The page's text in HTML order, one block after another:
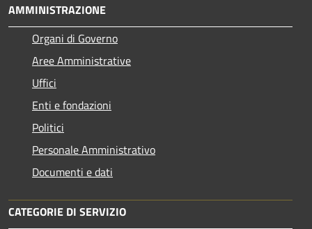
AMMINISTRAZIONE
Organi di Governo
Aree Amministrative
Uffici
Enti e fondazioni
Politici
Personale Amministrativo
Documenti e dati
CATEGORIE DI SERVIZIO